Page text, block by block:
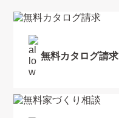
無料カタログ請求